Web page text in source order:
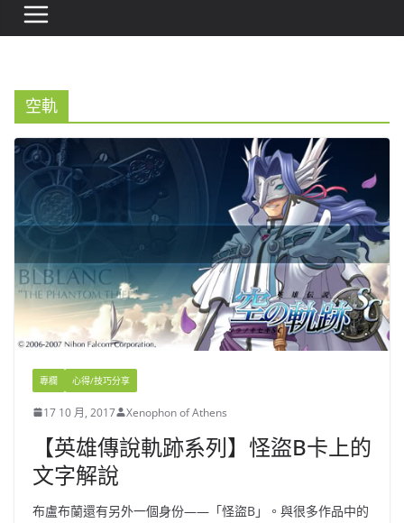
空軌
專欄 心得/技巧分享
17 10 月, 2017 Xenophon of Athens
【英雄傳說軌跡系列】怪盜B卡上的
文字解說
布盧布蘭還有另外一個身份——「怪盜B」。與很多作品中的